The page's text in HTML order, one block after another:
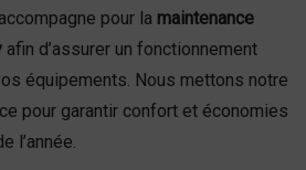
pour la maintenance
afin d’assurer un fonctionnement
équipements. Nous mettons notre
pour garantir confort et économies
l’année.